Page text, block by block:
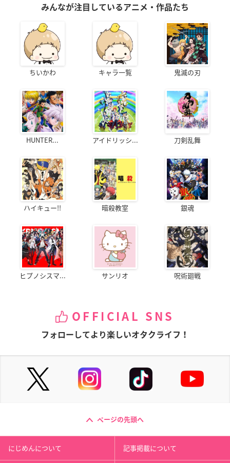
みんなが注目しているアニメ・作品たち
ちいかわ キャラ一覧 鬼滅の刃
HUNTER... アイドリッシ... 刀剣乱舞
ハイキュー!! 暗殺教室 銀魂
ヒプノシスマ... サンリオ 呪術廻戦
OFFICIAL SNS
フォローしてより楽しいオタクライフ！
ページの先頭へ
にじめんについて 記事掲載について